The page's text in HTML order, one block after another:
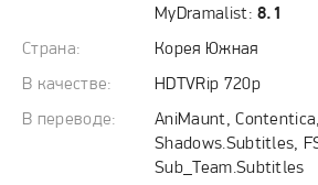
настоящей Ми На, чтобы
битвы за деньги и власть, Ян Джу
раскрыть тайну своего
прежней хозяйки тела, но и,
профессиональным чутьём,
MyDramalist:8.1
Страна:
Корея Южная
В качестве:
HDTVRip 720p
В переводе:
AniMaunt,
Shadows.Subtitles,
Sub_Team.Subtitles